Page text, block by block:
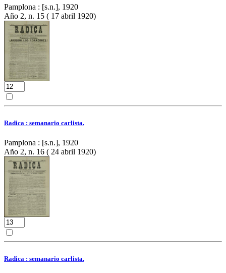
Pamplona : [s.n.], 1920
Año 2, n. 15 ( 17 abril 1920)
Radica : semanario carlista.
Pamplona : [s.n.], 1920
Año 2, n. 16 ( 24 abril 1920)
Radica : semanario carlista.